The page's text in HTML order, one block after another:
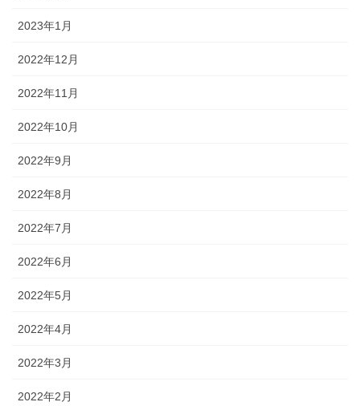
2023年1月
2022年12月
2022年11月
2022年10月
2022年9月
2022年8月
2022年7月
2022年6月
2022年5月
2022年4月
2022年3月
2022年2月